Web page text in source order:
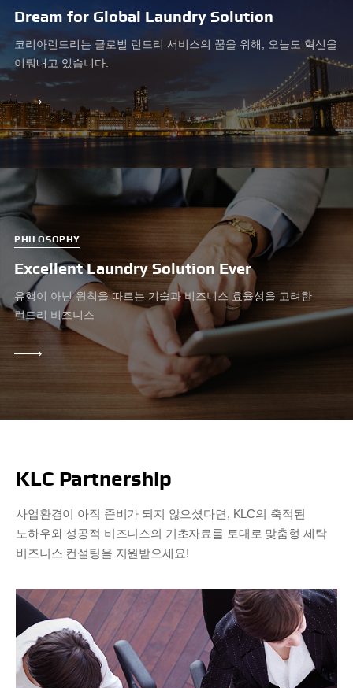
Dream for Global Laundry Solution
코리아런드리는 글로벌 런드리 서비스의 꿈을 위해, 오늘도 혁신을
이뤄내고 있습니다.
LEARN
MORE
PHILOSOPHY
Excellent Laundry Solution Ever
유행이 아닌 원칙을 따르는 기술과 비즈니스 효율성을 고려한
런드리 비즈니스
LEARN
KLC Partnership
사업환경이 아직 준비가 되지 않으셨다면, KLC의 축적된
노하우와 성공적 비즈니스의 기초자료를 토대로 맞춤형 세탁
비즈니스 컨설팅을 지원받으세요!